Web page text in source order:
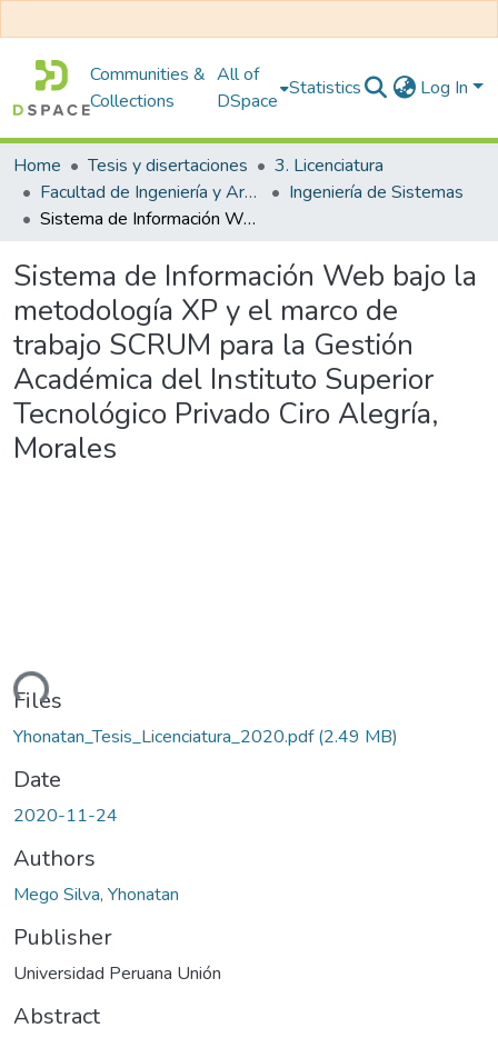
Communities &
Collections
All of
DSpace
Statistics Log In
Home Tesis y disertaciones
3. Licenciatura
Facultad de Ingeniería y Arquitectura
Ingeniería de Sistemas
Sistema de Información Web bajo la metodología XP y el marco de trabajo SCRUM para la Gestión Académica del Instituto Superior Tecnológico Privado Ciro Alegría, Morales
Sistema de Información Web bajo la
metodología XP y el marco de
trabajo SCRUM para la Gestión
Académica del Instituto Superior
Tecnológico Privado Ciro Alegría,
Morales
Files
Yhonatan_Tesis_Licenciatura_2020.pdf(2.49 MB)
Date
2020-11-24
Authors
Mego Silva, Yhonatan
Publisher
Universidad Peruana Unión
Abstract